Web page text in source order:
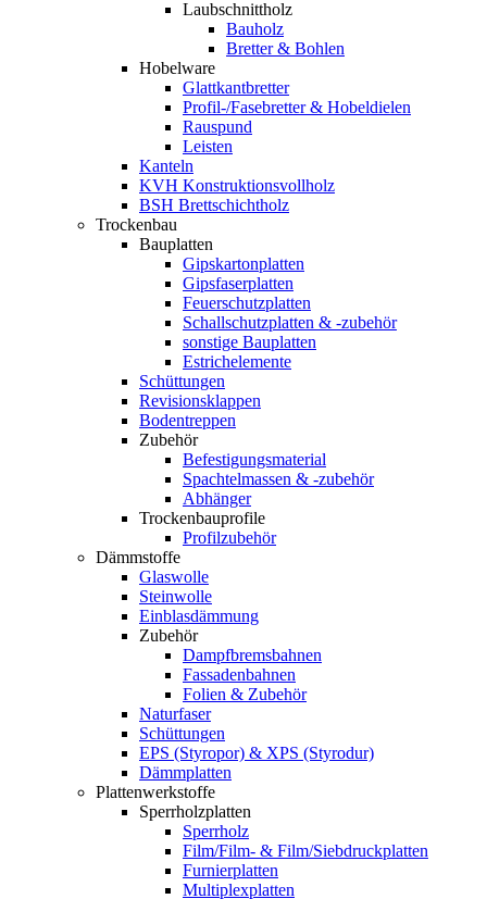
Laubschnittholz
Bauholz
Bretter & Bohlen
Hobelware
Glattkantbretter
Profil-/Fasebretter & Hobeldielen
Rauspund
Leisten
Kanteln
KVH Konstruktionsvollholz
BSH Brettschichtholz
Trockenbau
Bauplatten
Gipskartonplatten
Gipsfaserplatten
Feuerschutzplatten
Schallschutzplatten & -zubehör
sonstige Bauplatten
Estrichelemente
Schüttungen
Revisionsklappen
Bodentreppen
Zubehör
Befestigungsmaterial
Spachtelmassen & -zubehör
Abhänger
Trockenbauprofile
Profilzubehör
Dämmstoffe
Glaswolle
Steinwolle
Einblasdämmung
Zubehör
Dampfbremsbahnen
Fassadenbahnen
Folien & Zubehör
Naturfaser
Schüttungen
EPS (Styropor) & XPS (Styrodur)
Dämmplatten
Plattenwerkstoffe
Sperrholzplatten
Sperrholz
Film/Film- & Film/Siebdruckplatten
Furnierplatten
Multiplexplatten